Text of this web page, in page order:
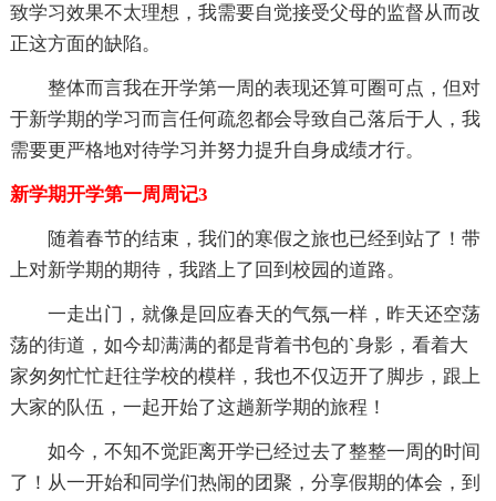
致学习效果不太理想，我需要自觉接受父母的监督从而改
正这方面的缺陷。
整体而言我在开学第一周的表现还算可圈可点，但对
于新学期的学习而言任何疏忽都会导致自己落后于人，我
需要更严格地对待学习并努力提升自身成绩才行。
新学期开学第一周周记3
随着春节的结束，我们的寒假之旅也已经到站了！带
上对新学期的期待，我踏上了回到校园的道路。
一走出门，就像是回应春天的气氛一样，昨天还空荡
荡的街道，如今却满满的都是背着书包的`身影，看着大
家匆匆忙忙赶往学校的模样，我也不仅迈开了脚步，跟上
大家的队伍，一起开始了这趟新学期的旅程！
如今，不知不觉距离开学已经过去了整整一周的时间
了！从一开始和同学们热闹的团聚，分享假期的体会，到